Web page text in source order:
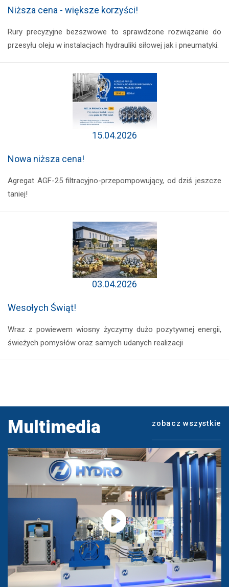
Niższa cena - większe korzyści!
Rury precyzyjne bezszwowe to sprawdzone rozwiązanie do
przesyłu oleju w instalacjach hydrauliki siłowej jak i pneumatyki.
15.04.2026
Nowa niższa cena!
Agregat AGF-25 filtracyjno-przepompowujący, od dziś jeszcze
taniej!
03.04.2026
Wesołych Świąt!
Wraz z powiewem wiosny życzymy dużo pozytywnej energii,
świeżych pomysłów oraz samych udanych realizacji
Multimedia zobacz wszystkie